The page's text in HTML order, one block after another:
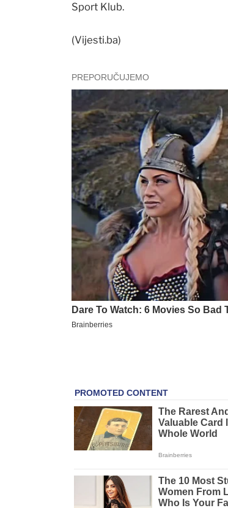
Sport Klub.
(Vijesti.ba)